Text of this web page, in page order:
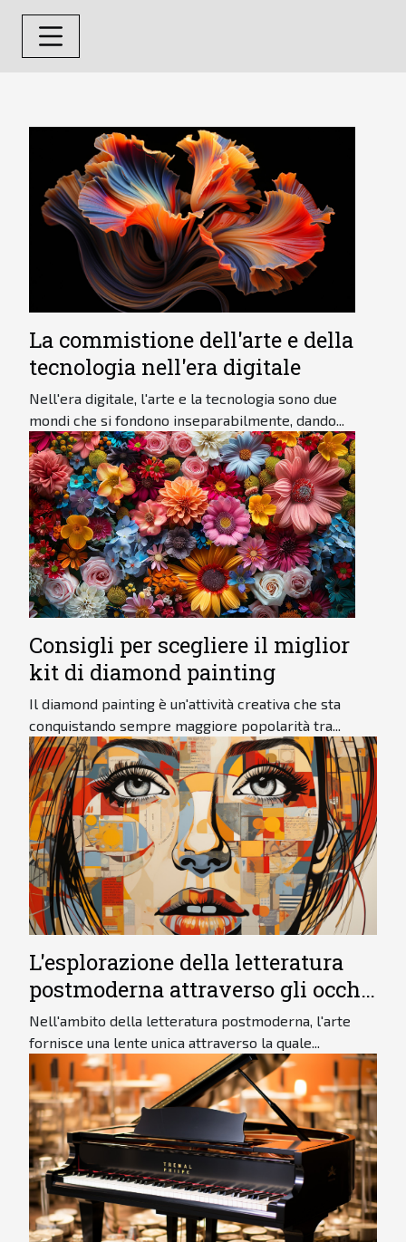
L'esplorazione della letteratura
postmoderna attraverso gli occhi
dell'arte
Nell'ambito della letteratura postmoderna, l'arte
fornisce una lente unica attraverso la quale...
La commistione dell'arte e della
tecnologia nell'era digitale
Nell'era digitale, l'arte e la tecnologia sono due
mondi che si fondono inseparabilmente, dando...
Consigli per scegliere il miglior
kit di diamond painting
Il diamond painting è un'attività creativa che sta
conquistando sempre maggiore popolarità tra...